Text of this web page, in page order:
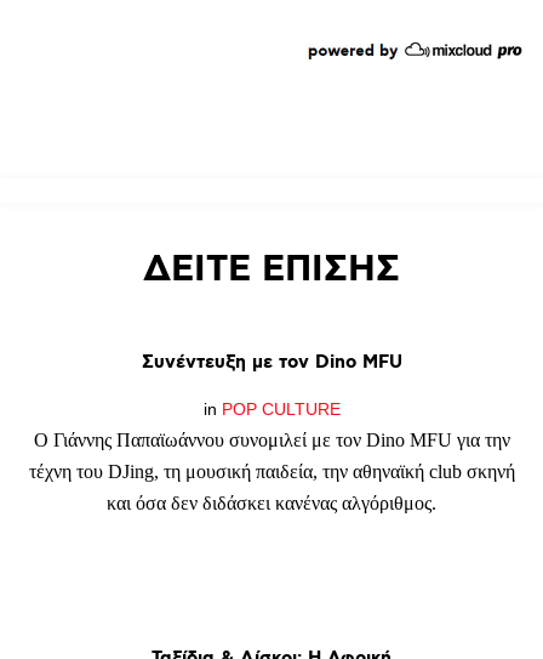
ΔΕΙΤΕ ΕΠΙΣΗΣ
Συνέντευξη με τον Dino MFU
in POP CULTURE
Ο Γιάννης Παπαϊωάννου συνομιλεί με τον Dino MFU για την
τέχνη του DJing, τη μουσική παιδεία, την αθηναϊκή club σκηνή
και όσα δεν διδάσκει κανένας αλγόριθμος.